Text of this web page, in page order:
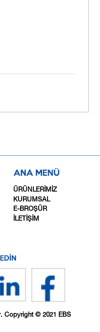
ÜRÜNLERİMİZ
KURUMSAL
E-BROŞÜR
İLETİŞİM
Copyright © 2021 EBS